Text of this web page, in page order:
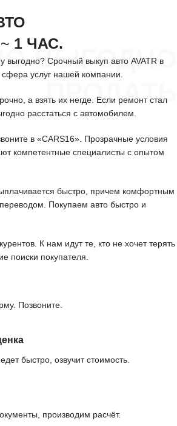
ВЫГОДНО
ПРОДАТЬ
1 ЧАС.
выгодно? Срочный выкуп авто AVATR в
услуг нашей компании.
а взять их негде. Если ремонт стал
расстаться с автомобилем.
в «CARS16». Прозрачные условия
компетентные специалисты с опытом
быстро, причем комфортным
Покупаем авто быстро и
К нам идут те, кто не хочет терять
поиски покупателя.
Позвоните.
быстро, озвучит стоимость.
производим расчёт.